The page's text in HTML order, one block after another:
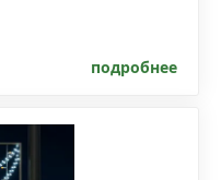
подробнее